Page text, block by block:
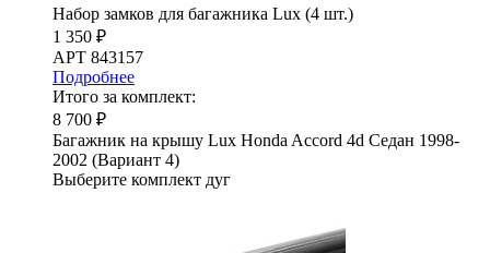
Набор замков для багажника Lux (4 шт.)
1 350 ₽
АРТ 843157
Подробнее
Итого за комплект:
8 700 ₽
Багажник на крышу Lux Honda Accord 4d Седан 1998-
2002 (Вариант 4)
Выберите комплект дуг